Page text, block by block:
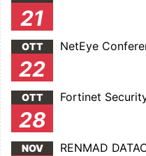
21
OTT
22
NetEye
OTT
28
Fortinet
NOV RENMAD